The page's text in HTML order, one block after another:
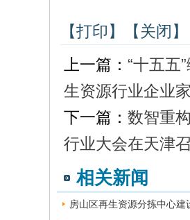
【打印】
【关闭】
上一篇： “十五五
生资源行业企业
下一篇： 数智重
行业大会在天津
相关新闻
房山区再生资源分拣中心建